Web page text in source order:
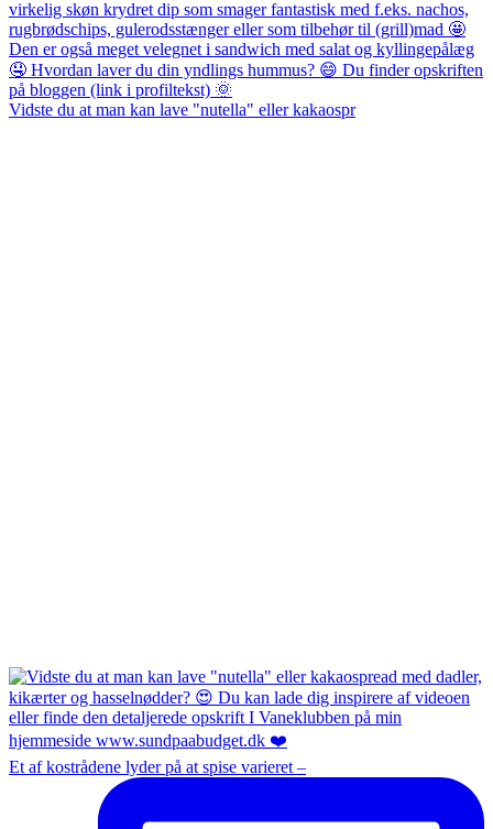
Vidste du at man kan lave "nutella" eller kakaospr
Et af kostrådene lyder på at spise varieret –